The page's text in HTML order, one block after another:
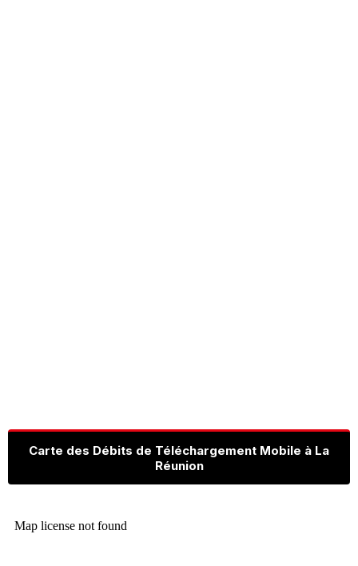
Carte des Débits de Téléchargement Mobile à La
Réunion